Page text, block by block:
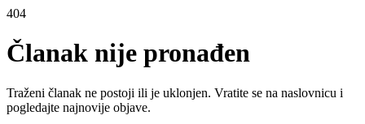
404
Članak nije pronađen
Traženi članak ne postoji ili je uklonjen. Vratite se na naslovnicu i
pogledajte najnovije objave.